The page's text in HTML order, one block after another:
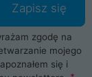
Zapisz się
zgodę na
mojego
się i